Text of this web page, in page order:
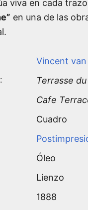
viva en cada
en una de las
Vincent van
Terrasse
Cafe
Cuadro
Óleo
Lienzo
1888